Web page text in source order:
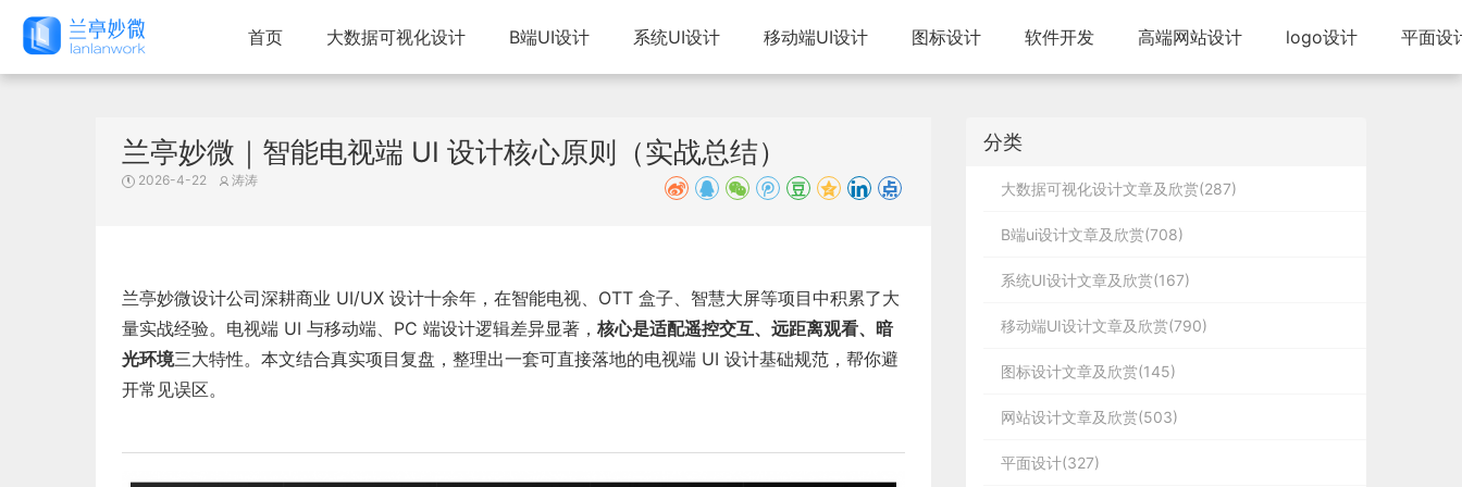
首页 大数据可视化设计 B端UI设计 系统UI设计 移动端UI设计 图标设计 软件开发 高端网站设计 logo设计 平面设
兰亭妙微｜智能电视端 UI 设计核心原则（实战总结）
2026-4-22 涛涛
兰亭妙微设计公司深耕商业 UI/UX 设计十余年，在智能电视、OTT 盒子、智慧大屏等项目中积累了大
量实战经验。电视端 UI 与移动端、PC 端设计逻辑差异显著， 核心是适配遥控交互、远距离观看、暗
光环境三大特性。本文结合真实项目复盘，整理出一套可直接落地的电视端 UI 设计基础规范，帮你避
开常见误区。
分类
大数据可视化设计文章及欣赏(287)
B端ui设计文章及欣赏(708)
系统UI设计文章及欣赏(167)
移动端UI设计文章及欣赏(790)
图标设计文章及欣赏(145)
网站设计文章及欣赏(503)
平面设计(327)